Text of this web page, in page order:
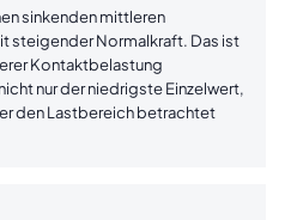
sinkenden mittleren
steigender Normalkraft. Das ist
Kontaktbelastung
nur der niedrigste Einzelwert,
den Lastbereich betrachtet